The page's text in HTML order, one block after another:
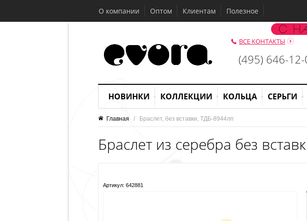
О компании Оптом Клиентам Полезное
ВСЕ КОНТАКТЫ
(495) 646-12-
НОВИНКИ КОЛЛЕКЦИИ КОЛЬЦА СЕРЬГИ
Главная /   Браслет, без вставки, ТДБ-8944лп
Браслет из серебра без
Артикул: 642881